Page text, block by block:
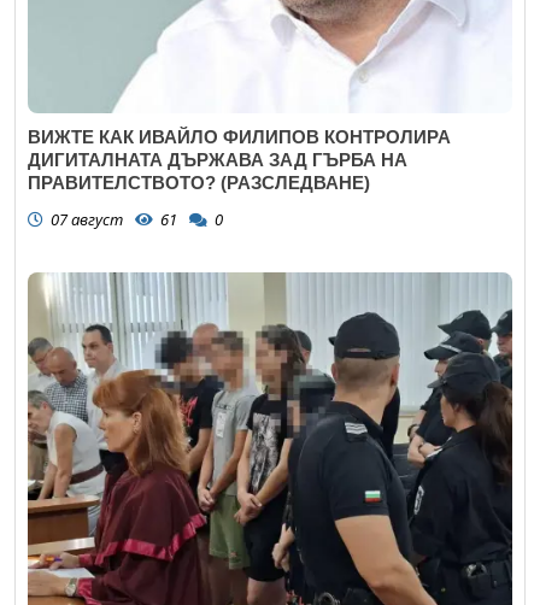
ВИЖТЕ КАК ИВАЙЛО ФИЛИПОВ КОНТРОЛИРА
ДИГИТАЛНАТА ДЪРЖАВА ЗАД ГЪРБА НА
ПРАВИТЕЛСТВОТО? (РАЗСЛЕДВАНЕ)
07 август 61 0